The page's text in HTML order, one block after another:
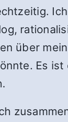
über
Es